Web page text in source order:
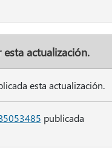
actualización.
esta actualización.
publicada